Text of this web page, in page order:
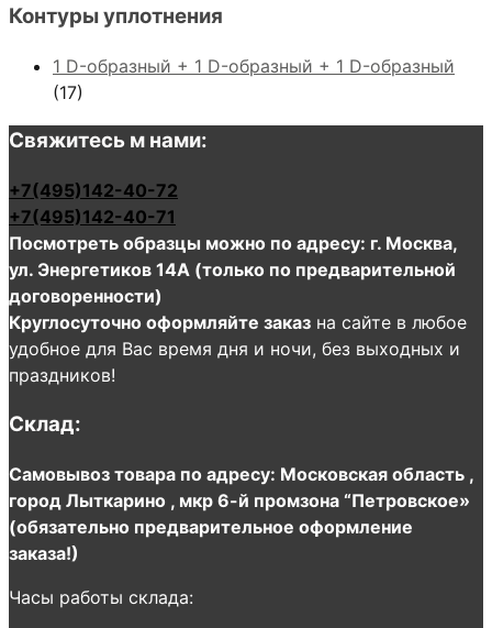
Контуры уплотнения
1 D-образный + 1 D-образный + 1 D-образный
(17)
Свяжитесь м нами:
+7(495)142-40-72
+7(495)142-40-71
Посмотреть образцы можно по адресу: г. Москва,
ул. Энергетиков 14А (только по предварительной
договоренности)
Круглосуточно оформляйте заказ на сайте в любое
удобное для Вас время дня и ночи, без выходных и
праздников!
Склад:
Самовывоз товара по адресу: Московская область ,
город Лыткарино , мкр 6-й промзона “Петровское»
(обязательно предварительное оформление
заказа!)
Часы работы склада: